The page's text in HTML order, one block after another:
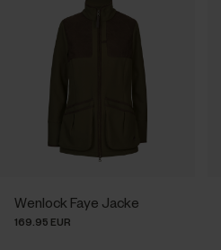
Wenlock Faye Jacke
169.95 EUR